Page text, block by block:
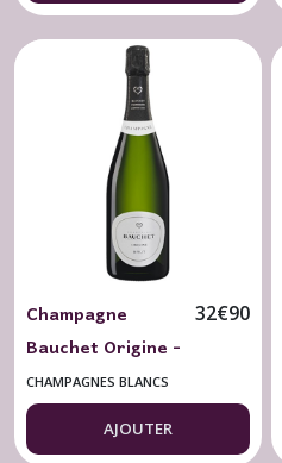
Champagne
Bauchet Origine -
Brut 75 cl.
32€90
CHAMPAGNES BLANCS
AJOUTER